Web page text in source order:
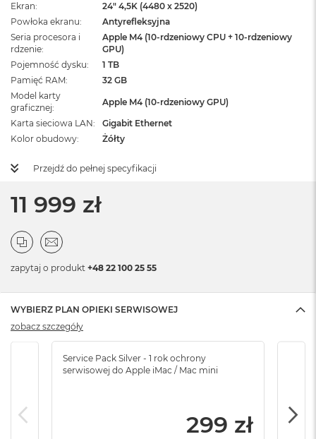
Ekran
24" 4,5K (4480 x 2520)
Powłoka ekranu
Antyrefleksyjna
Seria procesora i
rdzenie
Apple M4 (10-rdzeniowy CPU + 10-rdzeniowy
GPU)
Pojemność dysku
1 TB
Pamięć RAM
32 GB
Model karty
graficznej
Apple M4 (10-rdzeniowy GPU)
Karta sieciowa LAN
Gigabit Ethernet
Kolor obudowy
Żółty
Przejdź do pełnej specyfikacji
11 999 zł
zapytaj o produkt +48 22 100 25 55
WYBIERZ PLAN OPIEKI SERWISOWEJ
Service Pack Silver - 1 rok ochrony
serwisowej do Apple iMac / Mac mini
299 zł
zobacz szczegóły